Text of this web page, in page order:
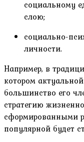
социальному
слою;
социально-
личности.
Например, в
котором
большинство его
стратегию
сформированными
популярной будет